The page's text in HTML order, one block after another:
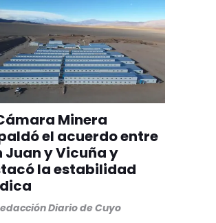
Minera
el acuerdo entre
Juan y Vicuña y
la estabilidad
Diario de Cuyo